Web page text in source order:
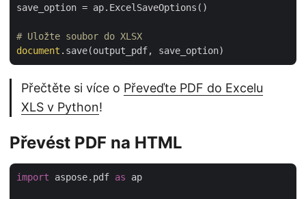
save_option = ap.ExcelSaveOptions()
# Uložte soubor do XLSX
document
Přečtěte si více o Převeďte PDF do Excelu
XLS v Python!
Převést PDF na HTML
import aspose.pdf as ap